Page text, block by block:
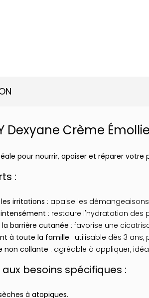
Dexyane Crème
pour nourrir, apaiser et réparer votre
:
irritations : apaise les
: restaure l'hydratation des
la barrière cutanée : favorise une
à toute la famille : utilisable dès 3 ans,
non collante : agréable à appliquer,
besoins spécifiques :
à atopiques.